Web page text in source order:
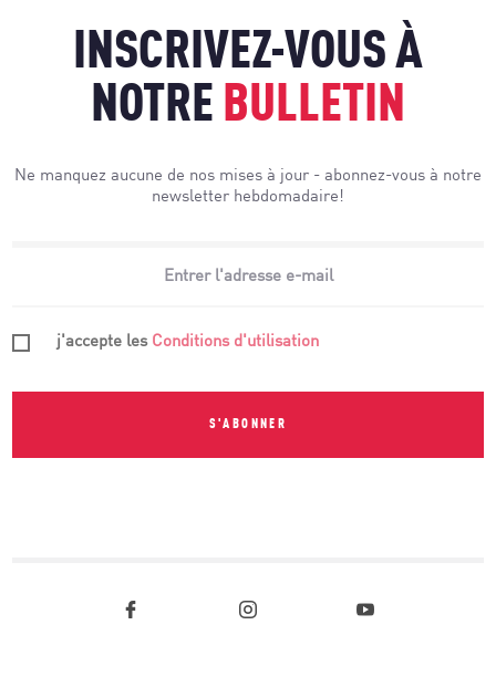
INSCRIVEZ-VOUS À
NOTRE BULLETIN
Ne manquez aucune de nos mises à jour - abonnez-vous à notre
newsletter hebdomadaire!
j'accepte les Conditions d'utilisation
S'ABONNER